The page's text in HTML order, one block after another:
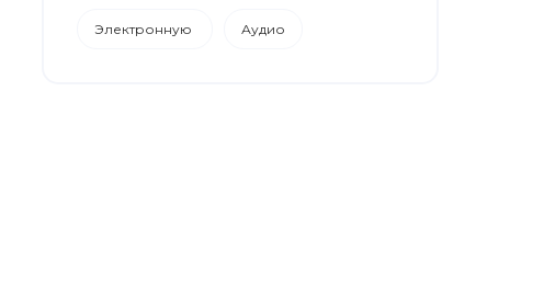
Электронную Аудио